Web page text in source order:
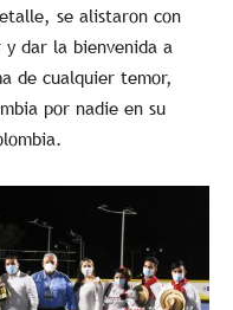
se alistaron con
y dar la bienvenida a
de cualquier temor,
por nadie en su